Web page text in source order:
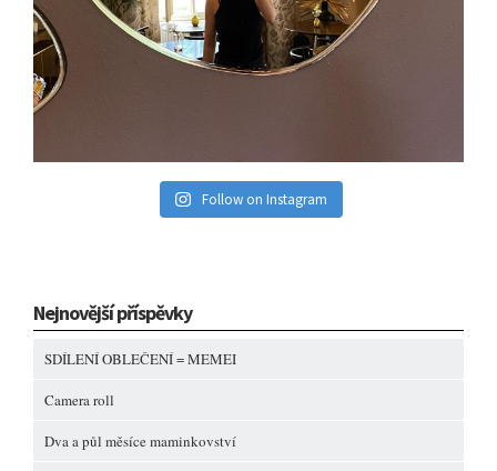
Follow on Instagram
Nejnovější příspěvky
SDÍLENÍ OBLEČENÍ = MEMEI
Camera roll
Dva a půl měsíce maminkovství